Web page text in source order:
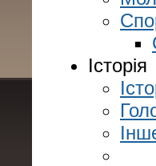
Історія